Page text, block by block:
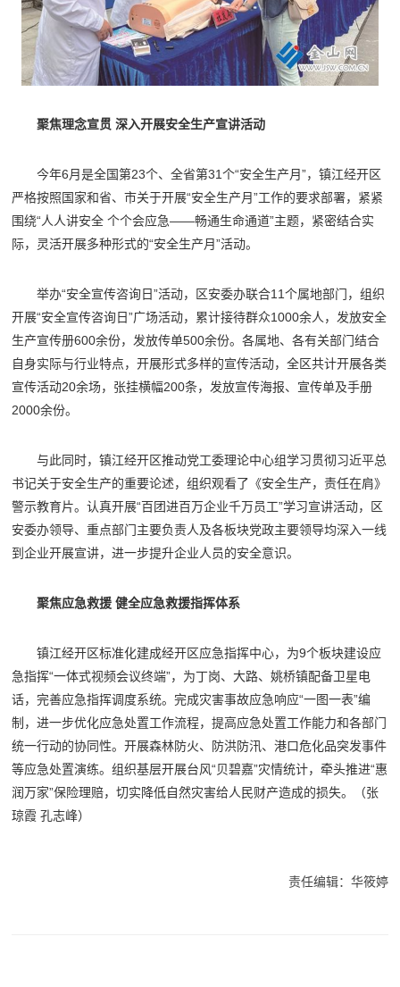
聚焦理念宣贯 深入开展安全生产宣讲活动
今年6月是全国第23个、全省第31个“安全生产月”，镇江经开区
严格按照国家和省、市关于开展“安全生产月”工作的要求部署，紧紧
围绕“人人讲安全 个个会应急——畅通生命通道”主题，紧密结合实
际，灵活开展多种形式的“安全生产月”活动。
举办“安全宣传咨询日”活动，区安委办联合11个属地部门，组织
开展“安全宣传咨询日”广场活动，累计接待群众1000余人，发放安全
生产宣传册600余份，发放传单500余份。各属地、各有关部门结合
自身实际与行业特点，开展形式多样的宣传活动，全区共计开展各类
宣传活动20余场，张挂横幅200条，发放宣传海报、宣传单及手册
2000余份。
与此同时，镇江经开区推动党工委理论中心组学习贯彻习近平总
书记关于安全生产的重要论述，组织观看了《安全生产，责任在肩》
警示教育片。认真开展“百团进百万企业千万员工”学习宣讲活动，区
安委办领导、重点部门主要负责人及各板块党政主要领导均深入一线
到企业开展宣讲，进一步提升企业人员的安全意识。
聚焦应急救援 健全应急救援指挥体系
镇江经开区标准化建成经开区应急指挥中心，为9个板块建设应
急指挥“一体式视频会议终端”，为丁岗、大路、姚桥镇配备卫星电
话，完善应急指挥调度系统。完成灾害事故应急响应“一图一表”编
制，进一步优化应急处置工作流程，提高应急处置工作能力和各部门
统一行动的协同性。开展森林防火、防洪防汛、港口危化品突发事件
等应急处置演练。组织基层开展台风“贝碧嘉”灾情统计，牵头推进“惠
润万家”保险理赔，切实降低自然灾害给人民财产造成的损失。（张
琼霞 孔志峰）
责任编辑：华筱婷